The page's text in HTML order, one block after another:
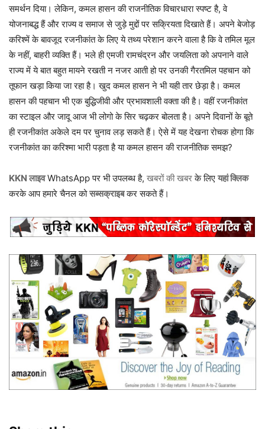
समर्थन दिया। लेकिन, कमल हासन की राजनीतिक विचारधारा स्पष्ट है, वे
योजनाबद्ध हैं और राज्य व समाज से जुड़े मुद्दों पर सक्रियता दिखाते हैं। अपने बेजोड़
करिश्में के बावजूद रजनीकांत के लिए ये तथ्य परेशान करने वाला है कि वे तमिल मूल
के नहीं, बाहरी व्यक्ति हैं। भले ही एमजी रामचंद्रन और जयलिता को अपनाने वाले
राज्य में ये बात बहुत मायने रखती न नजर आती हो पर उनकी गैरतमिल पहचान को
तूफान खड़ा किया जा रहा है। खुद कमल हासन ने भी यही तार छेड़ा है। कमल
हासन की पहचान भी एक बुद्धिजीवी और प्रभावशाली वक्ता की है। वहीं रजनीकांत
का स्टाइल और जादू आज भी लोगो के सिर चढ़कर बोलता है। अपने दिवानों के बूते
ही रजनीकांत अकेले दम पर चुनाव लड़ सकते हैं। ऐसे में यह देखना रोचक होगा कि
रजनीकांत का करिश्मा भारी पड़ता है या कमल हासन की राजनीतिक समझ?
KKN लाइवWhatsApp पर भी उपलब्ध है, खबरों की खबरके लिए यहां क्लिक
करके आप हमारे चैनल कोसब्सक्राइबकर सकते हैं।